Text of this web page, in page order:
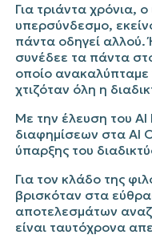
Για τριάντα χρόνια,
υπερσύνδεσμο,
πάντα οδηγεί αλλού.
συνέδεε τα πάντα
οποίο ανακαλύπταμε
χτιζόταν όλη η
Με την έλευση του AI
διαφημίσεων στα AI
ύπαρξης του
Για τον κλάδο της
βρισκόταν στα
αποτελεσμάτων
είναι ταυτόχρονα